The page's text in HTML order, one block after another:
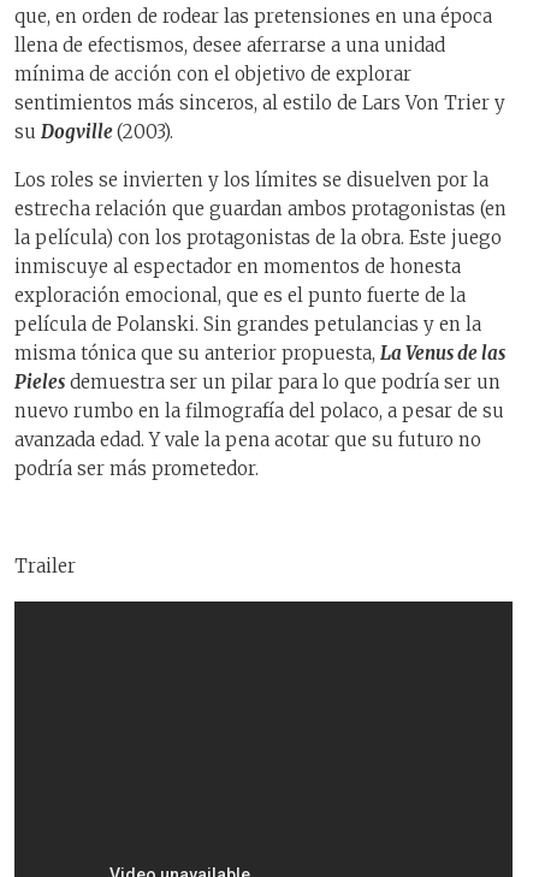
que, en orden de rodear las pretensiones en una época
llena de efectismos, desee aferrarse a una unidad
mínima de acción con el objetivo de explorar
sentimientos más sinceros, al estilo de Lars Von Trier y
su Dogville(2003).
Los roles se invierten y los límites se disuelven por la
estrecha relación que guardan ambos protagonistas (en
la película) con los protagonistas de la obra. Este juego
inmiscuye al espectador en momentos de honesta
exploración emocional, que es el punto fuerte de la
película de Polanski. Sin grandes petulancias y en la
misma tónica que su anterior propuesta, La Venus de las
Pieles demuestra ser un pilar para lo que podría ser un
nuevo rumbo en la filmografía del polaco, a pesar de su
avanzada edad. Y vale la pena acotar que su futuro no
podría ser más prometedor.
Trailer